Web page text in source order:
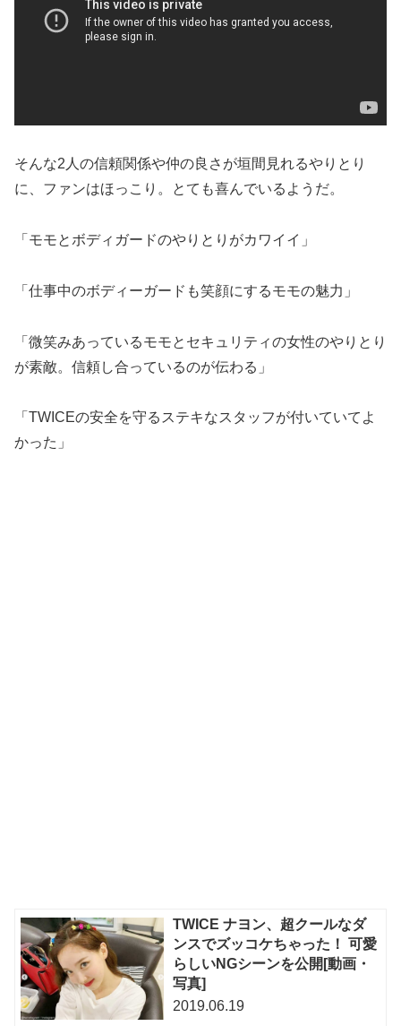
そんな2人の信頼関係や仲の良さが垣間見れるやりとり
に、ファンはほっこり。とても喜んでいるようだ。
「モモとボディガードのやりとりがカワイイ」
「仕事中のボディーガードも笑顔にするモモの魅力」
「微笑みあっているモモとセキュリティの女性のやりとり
が素敵。信頼し合っているのが伝わる」
「TWICEの安全を守るステキなスタッフが付いていてよ
かった」
TWICE ナヨン、超クールなダ
ンスでズッコケちゃった！ 可愛
らしいNGシーンを公開[動画・
写真]
2019.06.19